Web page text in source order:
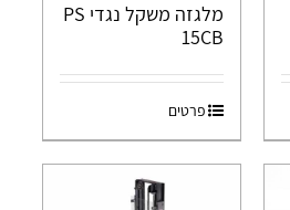
מלגזה משקל נגדי PS
15CB
פרטים